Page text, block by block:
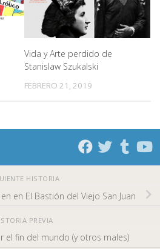
Vida y Arte perdido de
Stanislaw Szukalski
FEBRERO 21, 2019
HISTORIA
en El Bastión del Viejo San Juan
PREVIA
el fin del mundo (y otros males)